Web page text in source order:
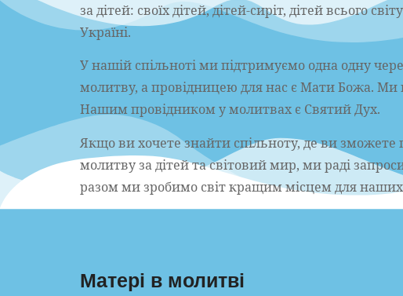
за дітей: своїх дітей, дітей-сиріт, дітей всього
Україні.
У нашій спільноті ми підтримуємо одна одну
молитву, а провідницею для нас є Мати Божа. Ми
Нашим провідником у молитвах є Святий Дух.
Якщо ви хочете знайти спільноту, де ви
молитву за дітей та світовий мир, ми раді
разом ми зробимо світ кращим місцем для наших
Матері в молитві